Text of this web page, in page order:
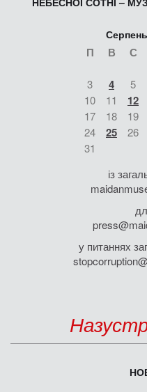
П В С
3 4 5
10
11 12
17
18 19
24
25 26
31
із
у питаннях